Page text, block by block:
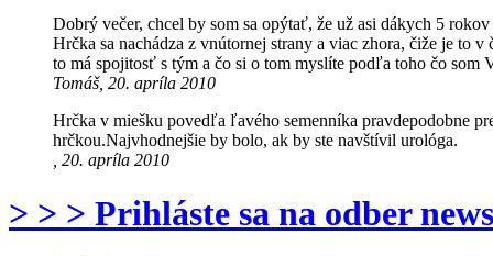
Dobrý večer, chcel by som sa opýtať, že už asi dákych 5
Hrčka sa nachádza z vnútornej strany a viac zhora, čiže je to
to má spojitosť s tým a čo si o tom myslíte podľa toho čo som
Tomáš, 20. apríla 2010
Hrčka v miešku povedľa ľavého semenníka pravdepodobne
hrčkou.Najvhodnejšie by bolo, ak by ste navštívil urológa.
, 20. apríla 2010
> > > Prihláste sa na odber